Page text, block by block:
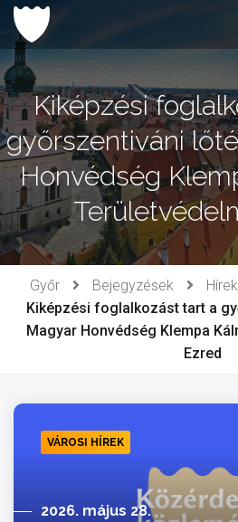
Ugrás
tartalomhoz
Kiképzési
győrszentiváni
Honvédség
Győr Bejegyzések Hírek
Kiképzési foglalkozást tart a
Magyar Honvédség Klempa
Ezred
VÁROSI HÍREK
2026. május 28.